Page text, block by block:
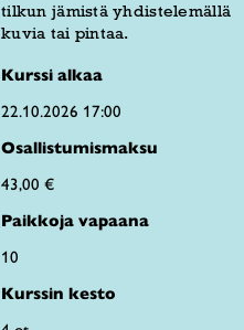
tilkun jämistä yhdistelemällä
kuvia tai pintaa.
Kurssi alkaa
22.10.2026 17:00
Osallistumismaksu
43,00 €
Paikkoja vapaana
10
Kurssin kesto